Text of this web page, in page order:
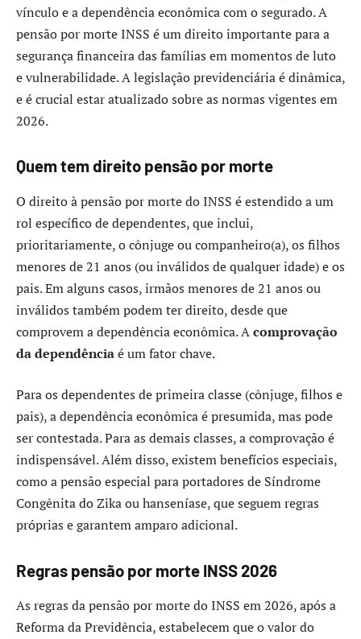
vínculo e a dependência econômica com o segurado. A
pensão por morte INSS é um direito importante para a
segurança financeira das famílias em momentos de luto
e vulnerabilidade. A legislação previdenciária é dinâmica,
e é crucial estar atualizado sobre as normas vigentes em
2026.
Quem tem direito pensão por morte
O direito à pensão por morte do INSS é estendido a um
rol específico de dependentes, que inclui,
prioritariamente, o cônjuge ou companheiro(a), os filhos
menores de 21 anos (ou inválidos de qualquer idade) e os
pais. Em alguns casos, irmãos menores de 21 anos ou
inválidos também podem ter direito, desde que
comprovem a dependência econômica. Acomprovação
da dependênciaé um fator chave.
Para os dependentes de primeira classe (cônjuge, filhos e
pais), a dependência econômica é presumida, mas pode
ser contestada. Para as demais classes, a comprovação é
indispensável. Além disso, existem benefícios especiais,
como a pensão especial para portadores de Síndrome
Congênita do Zika ou hanseníase, que seguem regras
próprias e garantem amparo adicional.
Regras pensão por morte INSS 2026
As regras da pensão por morte do INSS em 2026, após a
Reforma da Previdência, estabelecem que o valor do